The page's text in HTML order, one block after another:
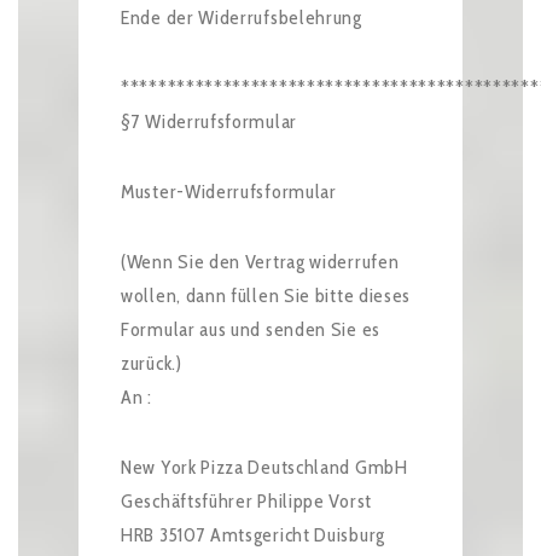
Ende der Widerrufsbelehrung
§7 Widerrufsformular
Muster-Widerrufsformular
(Wenn Sie den Vertrag widerrufen
wollen, dann füllen Sie bitte dieses
Formular aus und senden Sie es
zurück.)
An :
New York Pizza Deutschland GmbH
Geschäftsführer Philippe Vorst
HRB 35107 Amtsgericht Duisburg